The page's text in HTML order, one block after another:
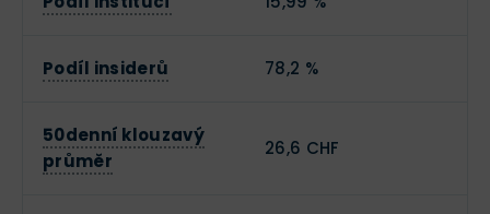
Podíl insiderů 78,2 %
50denní klouzavý
průměr
26,6 CHF